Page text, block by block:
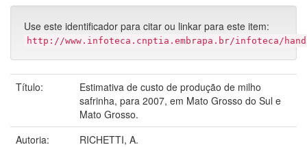
Use este identificador para citar ou linkar para este item:
http://www.infoteca.cnptia.embrapa.br/infoteca/
Título:
Estimativa de custo de produção de milho
safrinha, para 2007, em Mato Grosso do Sul e
Mato Grosso.
Autoria:
RICHETTI, A.